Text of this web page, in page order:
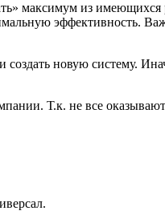
максимум из имеющихся
эффективность.
создать новую систему.
Т.к. не все